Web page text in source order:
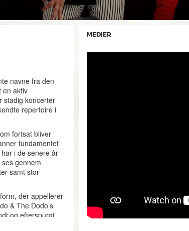
navne fra den
en aktiv
stadig koncerter
repertoire i
fortsat bliver
fundamentet
i de senere år
gennem
samt stor
der appellerer
& The Dodo’s
og efterspurgt
MEDIER